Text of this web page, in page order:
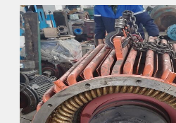
煤矿截割电机